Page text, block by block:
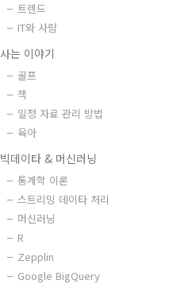
트렌드
IT와 사람
사는 이야기
골프
책
일정 자료 관리 방법
육아
빅데이타 & 머신러닝
통계학 이론
스트리밍 데이타 처리
머신러닝
R
Zepplin
Google BigQuery